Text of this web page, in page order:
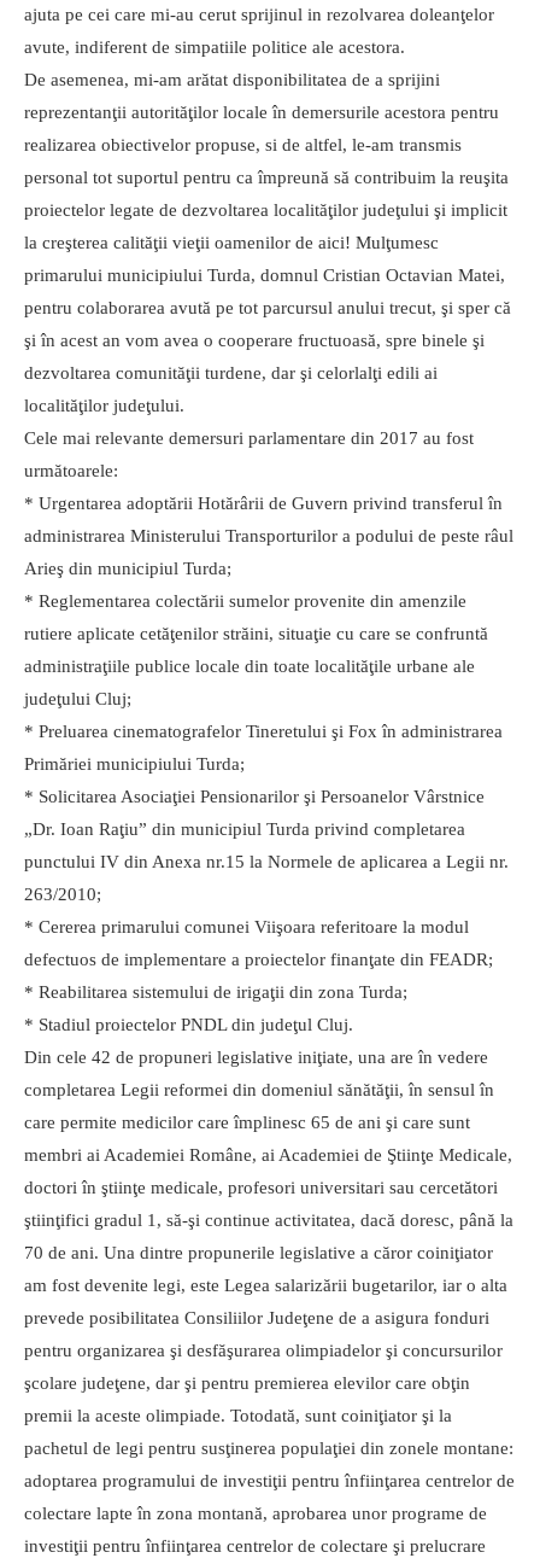
ajuta pe cei care mi-au cerut sprijinul in rezolvarea doleanţelor
avute, indiferent de simpatiile politice ale acestora.
De asemenea, mi-am arătat disponibilitatea de a sprijini
reprezentanţii autorităţilor locale în demersurile acestora pentru
realizarea obiectivelor propuse, si de altfel, le-am transmis
personal tot suportul pentru ca împreună să contribuim la reuşita
proiectelor legate de dezvoltarea localităţilor judeţului şi implicit
la creşterea calităţii vieţii oamenilor de aici! Mulţumesc
primarului municipiului Turda, domnul Cristian Octavian Matei,
pentru colaborarea avută pe tot parcursul anului trecut, şi sper că
şi în acest an vom avea o cooperare fructuoasă, spre binele şi
dezvoltarea comunităţii turdene, dar şi celorlalţi edili ai
localităţilor judeţului.
Cele mai relevante demersuri parlamentare din 2017 au fost
următoarele:
* Urgentarea adoptării Hotărârii de Guvern privind transferul în
administrarea Ministerului Transporturilor a podului de peste râul
Arieş din municipiul Turda;
* Reglementarea colectării sumelor provenite din amenzile
rutiere aplicate cetăţenilor străini, situaţie cu care se confruntă
administraţiile publice locale din toate localităţile urbane ale
judeţului Cluj;
* Preluarea cinematografelor Tineretului şi Fox în administrarea
Primăriei municipiului Turda;
* Solicitarea Asociaţiei Pensionarilor şi Persoanelor Vârstnice
„Dr. Ioan Raţiu” din municipiul Turda privind completarea
punctului IV din Anexa nr.15 la Normele de aplicarea a Legii nr.
263/2010;
* Cererea primarului comunei Viişoara referitoare la modul
defectuos de implementare a proiectelor finanţate din FEADR;
* Reabilitarea sistemului de irigaţii din zona Turda;
* Stadiul proiectelor PNDL din judeţul Cluj.
Din cele 42 de propuneri legislative iniţiate, una are în vedere
completarea Legii reformei din domeniul sănătăţii, în sensul în
care permite medicilor care împlinesc 65 de ani şi care sunt
membri ai Academiei Române, ai Academiei de Ştiinţe Medicale,
doctori în ştiinţe medicale, profesori universitari sau cercetători
ştiinţifici gradul 1, să-şi continue activitatea, dacă doresc, până la
70 de ani. Una dintre propunerile legislative a căror coiniţiator
am fost devenite legi, este Legea salarizării bugetarilor, iar o alta
prevede posibilitatea Consiliilor Judeţene de a asigura fonduri
pentru organizarea şi desfăşurarea olimpiadelor şi concursurilor
şcolare judeţene, dar şi pentru premierea elevilor care obţin
premii la aceste olimpiade. Totodată, sunt coiniţiator şi la
pachetul de legi pentru susţinerea populaţiei din zonele montane:
adoptarea programului de investiţii pentru înfiinţarea centrelor de
colectare lapte în zona montană, aprobarea unor programe de
investiţii pentru înfiinţarea centrelor de colectare şi prelucrare